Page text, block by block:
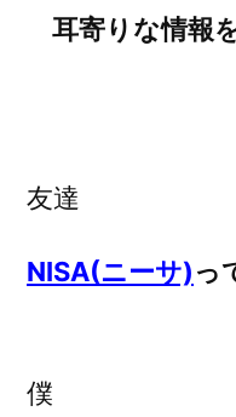
耳寄りな情報
友達
NISA(ニーサ)っ
僕